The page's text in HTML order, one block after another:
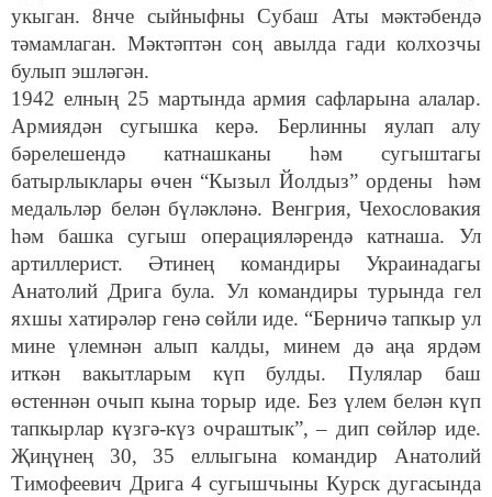
укыган. 8нче сыйныфны Субаш Аты мәктәбендә
тәмамлаган. Мәктәптән соң авылда гади колхозчы
булып эшләгән.
1942 елның 25 мартында армия сафларына алалар.
Армиядән сугышка керә. Берлинны яулап алу
бәрелешендә катнашканы һәм сугыштагы
батырлыклары өчен “Кызыл Йолдыз” ордены һәм
медальләр белән бүләкләнә. Венгрия, Чехословакия
һәм башка сугыш операцияләрендә катнаша. Ул
артиллерист. Әтинең командиры Украинадагы
Анатолий Дрига була. Ул командиры турында гел
яхшы хатирәләр генә сөйли иде. “Берничә тапкыр ул
мине үлемнән алып калды, минем дә аңа ярдәм
иткән вакытларым күп булды. Пулялар баш
өстеннән очып кына торыр иде. Без үлем белән күп
тапкырлар күзгә-күз очраштык”, – дип сөйләр иде.
Җиңүнең 30, 35 еллыгына командир Анатолий
Тимофеевич Дрига 4 сугышчыны Курск дугасында